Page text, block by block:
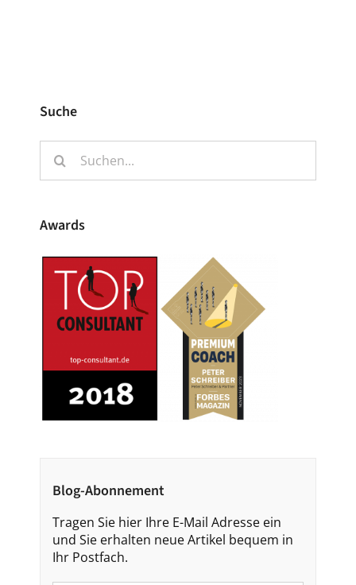
Suche
Suche
Awards
Blog-Abonnement
Tragen Sie hier Ihre E-Mail Adresse ein
und Sie erhalten neue Artikel bequem in
Ihr Postfach.